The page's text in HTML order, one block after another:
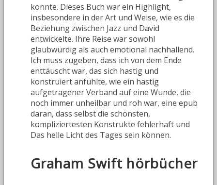
konnte. Dieses Buch war ein Highlight,
insbesondere in der Art und Weise, wie es die
Beziehung zwischen Jazz und David
entwickelte. Ihre Reise war sowohl
glaubwürdig als auch emotional nachhallend.
Ich muss zugeben, dass ich von dem Ende
enttäuscht war, das sich hastig und
konstruiert anfühlte, wie ein hastig
aufgetragener Verband auf eine Wunde, die
noch immer unheilbar und roh war, eine epub
daran, dass selbst die schönsten,
kompliziertesten Konstrukte fehlerhaft und
Das helle Licht des Tages sein können.
Graham Swift hörbücher